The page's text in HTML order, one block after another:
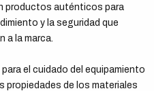
productos auténticos para
y la seguridad que
a la marca.
el cuidado del equipamiento
propiedades de los materiales